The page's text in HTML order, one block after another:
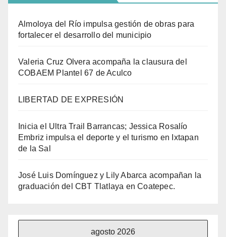
Almoloya del Río impulsa gestión de obras para
fortalecer el desarrollo del municipio
Valeria Cruz Olvera acompaña la clausura del
COBAEM Plantel 67 de Aculco
LIBERTAD DE EXPRESIÓN
Inicia el Ultra Trail Barrancas; Jessica Rosalío
Embriz impulsa el deporte y el turismo en Ixtapan
de la Sal
José Luis Domínguez y Lily Abarca acompañan la
graduación del CBT Tlatlaya en Coatepec.
agosto 2026